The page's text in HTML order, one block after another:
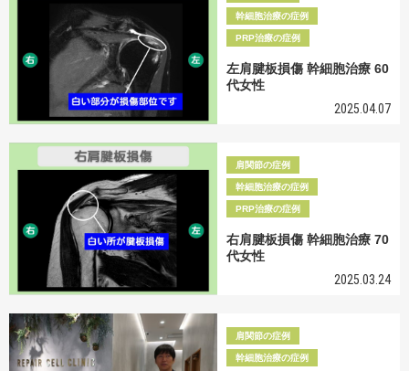
幹細胞治療の症例
PRP治療の症例
左肩腱板損傷 幹細胞治療 60
代女性
2025.04.07
肩関節の症例
幹細胞治療の症例
PRP治療の症例
右肩腱板損傷 幹細胞治療 70
代女性
2025.03.24
肩関節の症例
幹細胞治療の症例